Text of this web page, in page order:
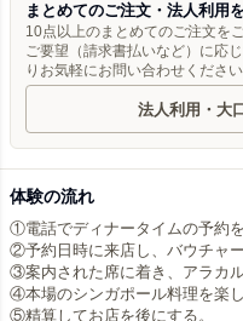
まとめてのご注文・法人利用
10点以上のまとめてのご注文を
ご要望（請求書払いなど）に応
りお気軽にお問い合わせください
法人利用・大
体験の流れ
①電話でディナータイムの予約を
②予約日時に来店し、バウチャー
③案内された席に着き、アラカル
④本場のシンガポール料理を楽し